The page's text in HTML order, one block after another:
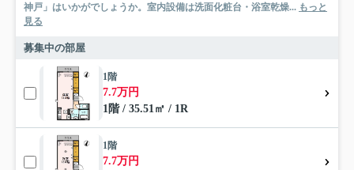
神戸」はいかがでしょうか。室内設備は洗面化粧台・浴室乾燥... もっと
見る
募集中の部屋
1階
7.7万円
1階 / 35.51㎡ / 1R
1階
7.7万円